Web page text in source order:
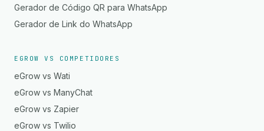
Gerador de Código QR para WhatsApp
Gerador de Link do WhatsApp
EGROW VS COMPETIDORES
eGrow vs Wati
eGrow vs ManyChat
eGrow vs Zapier
eGrow vs Twilio